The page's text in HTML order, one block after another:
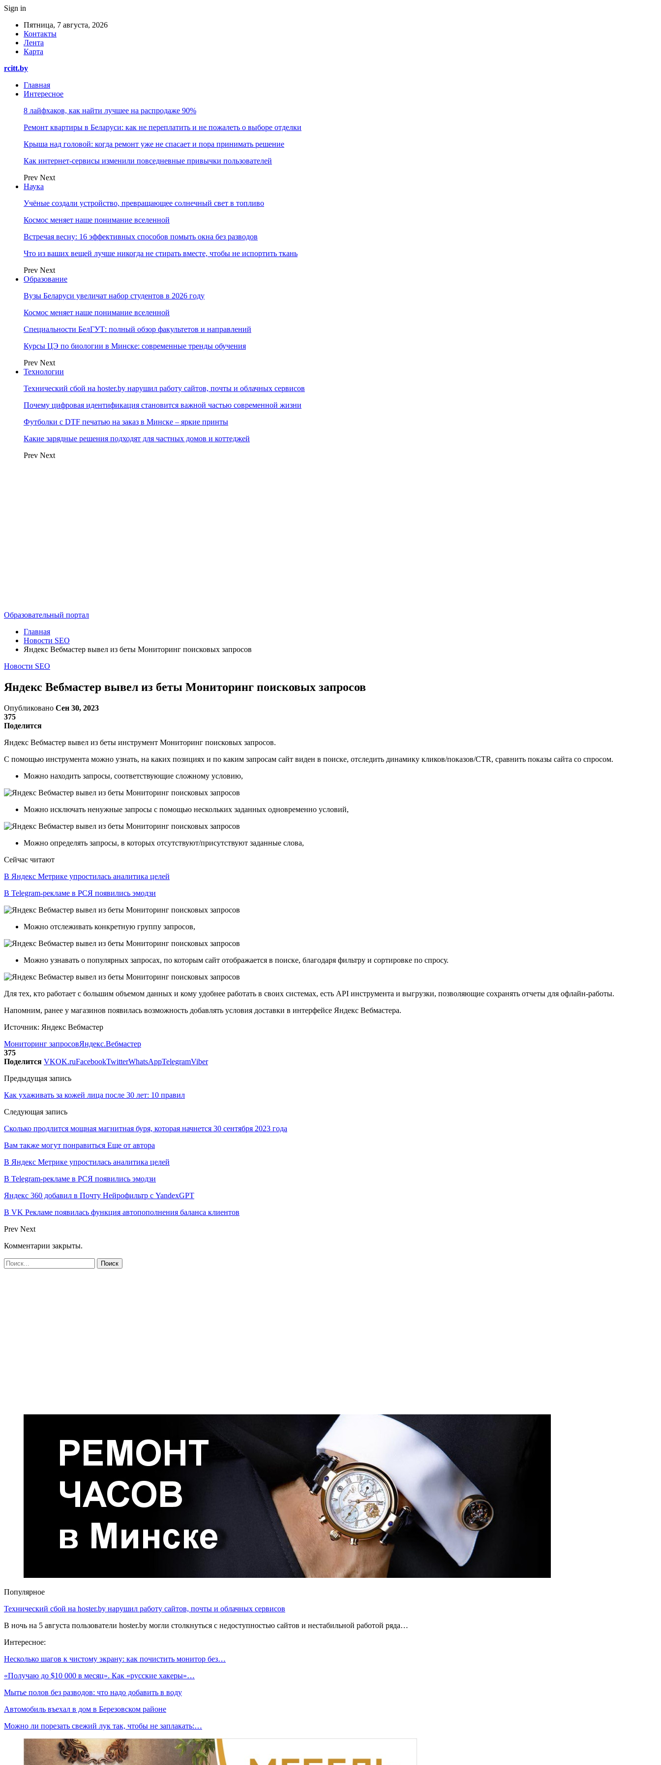
Sign in
Пятница, 7 августа, 2026
Контакты
Лента
Карта
rcitt.by
Главная
Интересное
8 лайфхаков, как найти лучшее на распродаже 90%
Ремонт квартиры в Беларуси: как не переплатить и не пожалеть о выборе отделки
Крыша над головой: когда ремонт уже не спасает и пора принимать решение
Как интернет-сервисы изменили повседневные привычки пользователей
Prev Next
Наука
Учёные создали устройство, превращающее солнечный свет в топливо
Космос меняет наше понимание вселенной
Встречая весну: 16 эффективных способов помыть окна без разводов
Что из ваших вещей лучше никогда не стирать вместе, чтобы не испортить ткань
Prev Next
Образование
Вузы Беларуси увеличат набор студентов в 2026 году
Космос меняет наше понимание вселенной
Специальности БелГУТ: полный обзор факультетов и направлений
Курсы ЦЭ по биологии в Минске: современные тренды обучения
Prev Next
Технологии
Технический сбой на hoster.by нарушил работу сайтов, почты и облачных сервисов
Почему цифровая идентификация становится важной частью современной жизни
Футболки с DTF печатью на заказ в Минске – яркие принты
Какие зарядные решения подходят для частных домов и коттеджей
Prev Next
Образовательный портал
Главная
Новости SEO
Яндекс Вебмастер вывел из беты Мониторинг поисковых запросов
Новости SEO
Яндекс Вебмастер вывел из беты Мониторинг поисковых запросов
Опубликовано Сен 30, 2023
375
Поделится
Яндекс Вебмастер вывел из беты инструмент Мониторинг поисковых запросов.
С помощью инструмента можно узнать, на каких позициях и по каким запросам сайт виден в поиске, отследить динамику кликов/показов/CTR, сравнить показы сайта со спросом.
Можно находить запросы, соответствующие сложному условию,
Можно исключать ненужные запросы с помощью нескольких заданных одновременно условий,
Можно определять запросы, в которых отсутствуют/присутствуют заданные слова,
Сейчас читают
В Яндекс Метрике упростилась аналитика целей
В Telegram-рекламе в РСЯ появились эмодзи
Можно отслеживать конкретную группу запросов,
Можно узнавать о популярных запросах, по которым сайт отображается в поиске, благодаря фильтру и сортировке по спросу.
Для тех, кто работает с большим объемом данных и кому удобнее работать в своих системах, есть API инструмента и выгрузки, позволяющие сохранять отчеты для офлайн-работы.
Напомним, ранее у магазинов появилась возможность добавлять условия доставки в интерфейсе Яндекс Вебмастера.
Источник: Яндекс Вебмастер
Мониторинг запросовЯндекс.Вебмастер
375
Поделится VKOK.ruFacebookTwitterWhatsAppTelegramViber
Предыдущая запись
Как ухаживать за кожей лица после 30 лет: 10 правил
Следующая запись
Сколько продлится мощная магнитная буря, которая начнется 30 сентября 2023 года
Вам также могут понравиться Еще от автора
В Яндекс Метрике упростилась аналитика целей
В Telegram-рекламе в РСЯ появились эмодзи
Яндекс 360 добавил в Почту Нейрофильтр с YandexGPT
В VK Рекламе появилась функция автопополнения баланса клиентов
Prev Next
Комментарии закрыты.
Популярное
Технический сбой на hoster.by нарушил работу сайтов, почты и облачных сервисов
В ночь на 5 августа пользователи hoster.by могли столкнуться с недоступностью сайтов и нестабильной работой ряда…
Интересное:
Несколько шагов к чистому экрану: как почистить монитор без…
«Получаю до $10 000 в месяц». Как «русские хакеры»…
Мытье полов без разводов: что надо добавить в воду
Автомобиль въехал в дом в Березовском районе
Можно ли порезать свежий лук так, чтобы не заплакать:…